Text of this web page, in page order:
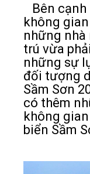
Bên cạnh
không
những
trú vừa
những sự
đối tượng
Sầm Sơn
có thêm
không
biển Sầm